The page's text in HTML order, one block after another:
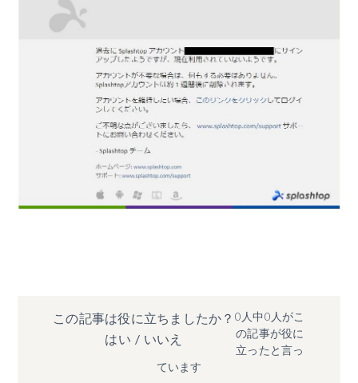
この記事は役に立ちましたか？
はい / いいえ
0人中0人がこ
の記事が役に
立ったと言っ
ています